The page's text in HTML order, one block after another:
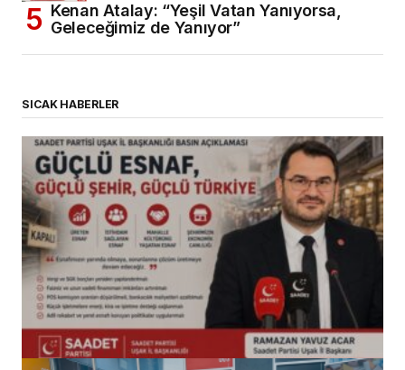
Kenan Atalay: “Yeşil Vatan Yanıyorsa,
Geleceğimiz de Yanıyor”
SICAK HABERLER
(başlıksız)
Alaattin Karahan tarafından 14/07/2026